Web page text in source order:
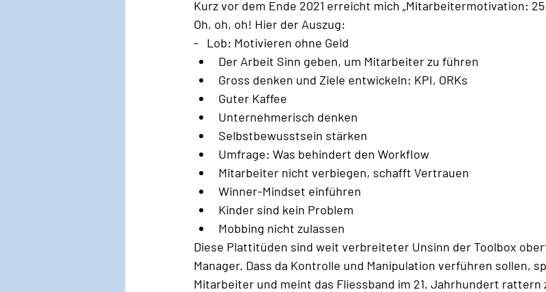
Wirken, Wirkung Keynote Risiko
Kurz vor dem Ende 2021 erreicht mich „Mitarbeitermotivation:
Oh, oh, oh! Hier der Auszug:
-   Lob: Motivieren ohne Geld
Der Arbeit Sinn geben, um Mitarbeiter zu führen
Gross denken und Ziele entwickeln: KPI, ORKs
Guter Kaffee
Unternehmerisch denken
Selbstbewusstsein stärken
Umfrage: Was behindert den Workflow
Mitarbeiter nicht verbiegen, schafft Vertrauen
Winner-Mindset einführen
Kinder sind kein Problem
Mobbing nicht zulassen
Diese Plattitüden sind weit verbreiteter Unsinn der Toolbox
Manager. Dass da Kontrolle und Manipulation verführen sollen,
Mitarbeiter und meint das Fliessband im 21. Jahrhundert rattern